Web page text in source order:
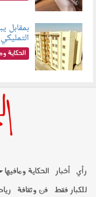
080801.jpg الحكاية
رأي أخبار الحكاية ومافيها
للكبار فقط فن وثقافة